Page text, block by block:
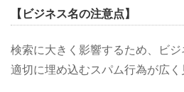
【ビジネス名の注意点】
検索に大きく影響するため、ビ
適切に埋め込むスパム行為が広く